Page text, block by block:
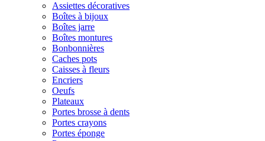
Assiettes décoratives
Boîtes à bijoux
Boîtes jarre
Boîtes montures
Bonbonnières
Caches pots
Caisses à fleurs
Encriers
Oeufs
Plateaux
Portes brosse à dents
Portes crayons
Portes éponge